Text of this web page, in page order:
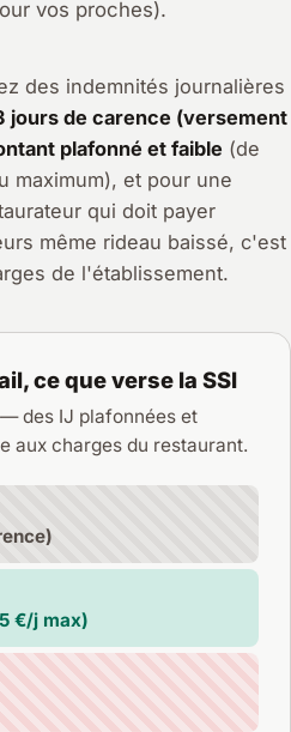
vos proches).
des indemnités journalières
jours de carence (versement
plafonné et faible (de
maximum), et pour une
qui doit payer
même rideau baissé, c'est
de l'établissement.
ce que verse la SSI
des IJ plafonnées et
aux charges du restaurant.
€/j max)